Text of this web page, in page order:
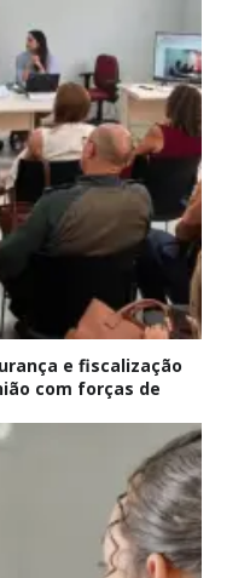
e fiscalização
com forças de